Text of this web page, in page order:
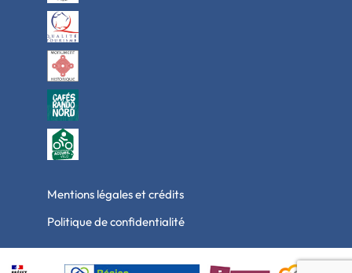
Mentions légales et crédits
Politique de confidentialité